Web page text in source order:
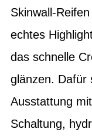
Skinwall-
echtes
das schnelle
glänzen. Dafür
Ausstattung
Schaltung,